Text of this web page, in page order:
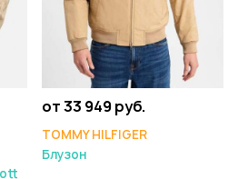
от 33 949 руб.
TOMMY HILFIGER
Блузон